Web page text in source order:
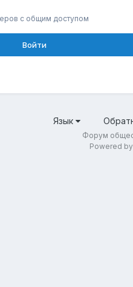
с общим доступом
Войти
Язык
Форум
Powered